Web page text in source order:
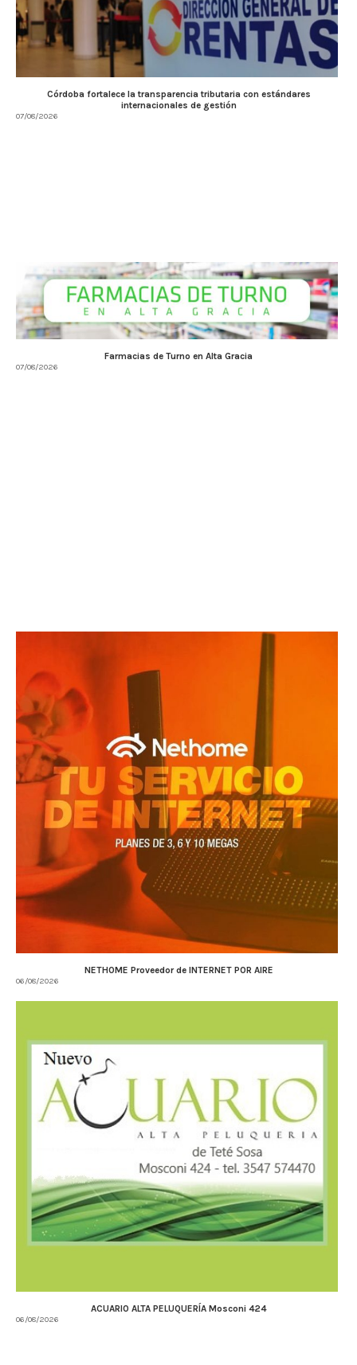
Córdoba fortalece la transparencia tributaria con estándares
internacionales de gestión
07/08/2026
Farmacias de Turno en Alta Gracia
07/08/2026
NETHOME Proveedor de INTERNET POR AIRE
06/08/2026
ACUARIO ALTA PELUQUERÍA Mosconi 424
06/08/2026